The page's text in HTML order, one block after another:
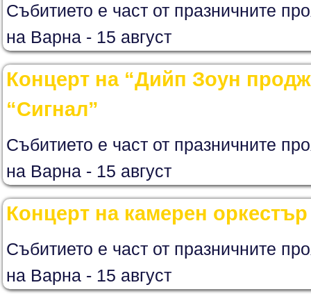
Събитието е част от празничните
на Варна - 15 август
Концерт на “Дийп Зоун
“Сигнал”
Събитието е част от празничните
на Варна - 15 август
Концерт на камерен
Събитието е част от празничните
на Варна - 15 август